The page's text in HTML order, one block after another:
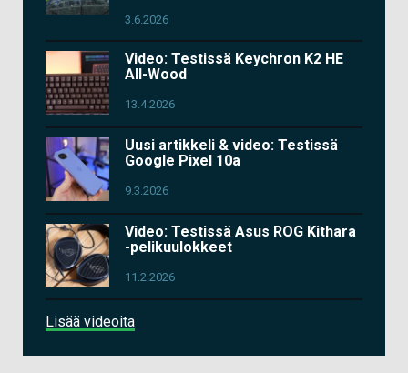
3.6.2026
Video: Testissä Keychron K2 HE
All-Wood
13.4.2026
Uusi artikkeli & video: Testissä
Google Pixel 10a
9.3.2026
Video: Testissä Asus ROG Kithara
-pelikuulokkeet
11.2.2026
Lisää videoita